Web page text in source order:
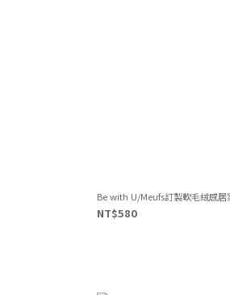
Be with U/Meufs訂製軟毛絨感居
NT$580